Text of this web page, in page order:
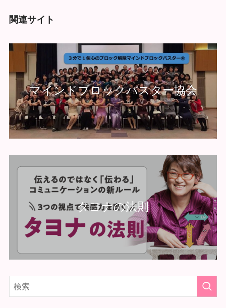
関連サイト
マインドブロックバスター協会
タヨナの法則